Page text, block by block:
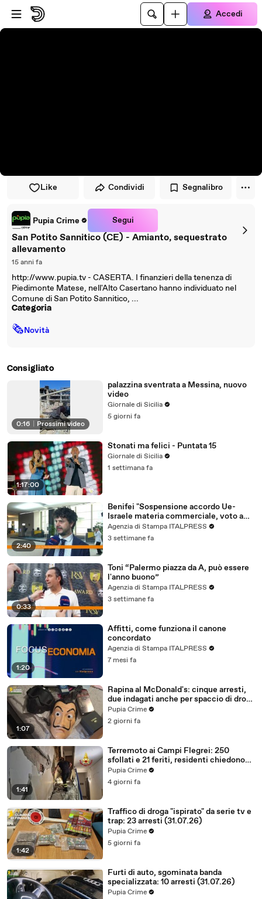
Vai al lettore
Passa al contenuto principale
Accedi
Like Condividi Segnalibro
Pupia Crime Segui
San Potito Sannitico (CE) - Amianto, sequestrato
allevamento
15 anni fa
http://www.pupia.tv - CASERTA. I finanzieri della tenenza di
Piedimonte Matese, nell'Alto Casertano hanno individuato nel
Comune di San Potito Sannitico, ...
Categoria
🗞Novità
Consigliato
0:16 Prossimi video
palazzina sventrata a Messina, nuovo
video
Giornale di Sicilia
5 giorni fa
1:17:00
Stonati ma felici - Puntata 15
Giornale di Sicilia
1 settimana fa
2:40
Benifei "Sospensione accordo Ue-
Israele materia commerciale, voto a
maggioranza"
Agenzia di Stampa ITALPRESS
3 settimane fa
0:33
Toni “Palermo piazza da A, può essere
l'anno buono”
Agenzia di Stampa ITALPRESS
3 settimane fa
1:20
Affitti, come funziona il canone
concordato
Agenzia di Stampa ITALPRESS
7 mesi fa
1:07
Rapina al McDonald's: cinque arresti,
due indagati anche per spaccio di droga
(03.08.26)
Pupia Crime
2 giorni fa
1:41
Terremoto ai Campi Flegrei: 250
sfollati e 21 feriti, residenti chiedono
certezze sul futuro (01.08.26)
Pupia Crime
4 giorni fa
1:42
Traffico di droga "ispirato" da serie tv e
trap: 23 arresti (31.07.26)
Pupia Crime
5 giorni fa
Furti di auto, sgominata banda
specializzata: 10 arresti (31.07.26)
Pupia Crime